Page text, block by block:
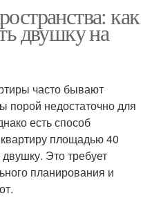
как
двушку на
часто бывают
порой недостаточно для
есть способ
площадью 40
Это требует
планирования и